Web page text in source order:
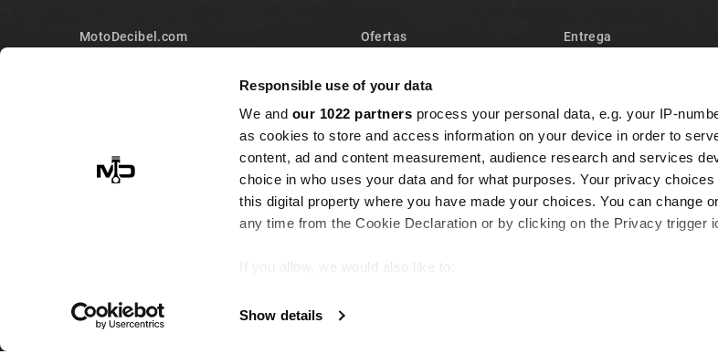
Responsible use of your data
We and our 1022 partners process your personal data, e.g. your IP-
as cookies to store and access information on your device in order to
content, ad and content measurement, audience research and services
choice in who uses your data and for what purposes. Your privacy
this digital property where you have made your choices. You can change
any time from the Cookie Declaration or by clicking on the Privacy trigger
If you allow, we would also like to:
meters
Show details
MotoDecibel.com
Torino
+393513946375 (Whatsapp)
Ofertas
Los más vendidos
Contacte con nosotros
Mapa del sitio
Entrega
Nuestro Equipo
Política de Cookies
Garantía y desistimiento
Preguntas frecuentes
Programa de fidelidad